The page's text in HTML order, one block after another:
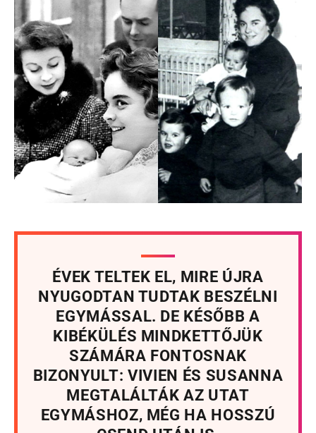
ÉVEK TELTEK EL, MIRE ÚJRA
NYUGODTAN TUDTAK BESZÉLNI
EGYMÁSSAL. DE KÉSŐBB A
KIBÉKÜLÉS MINDKETTŐJÜK
SZÁMÁRA FONTOSNAK
BIZONYULT: VIVIEN ÉS SUSANNA
MEGTALÁLTÁK AZ UTAT
EGYMÁSHOZ, MÉG HA HOSSZÚ